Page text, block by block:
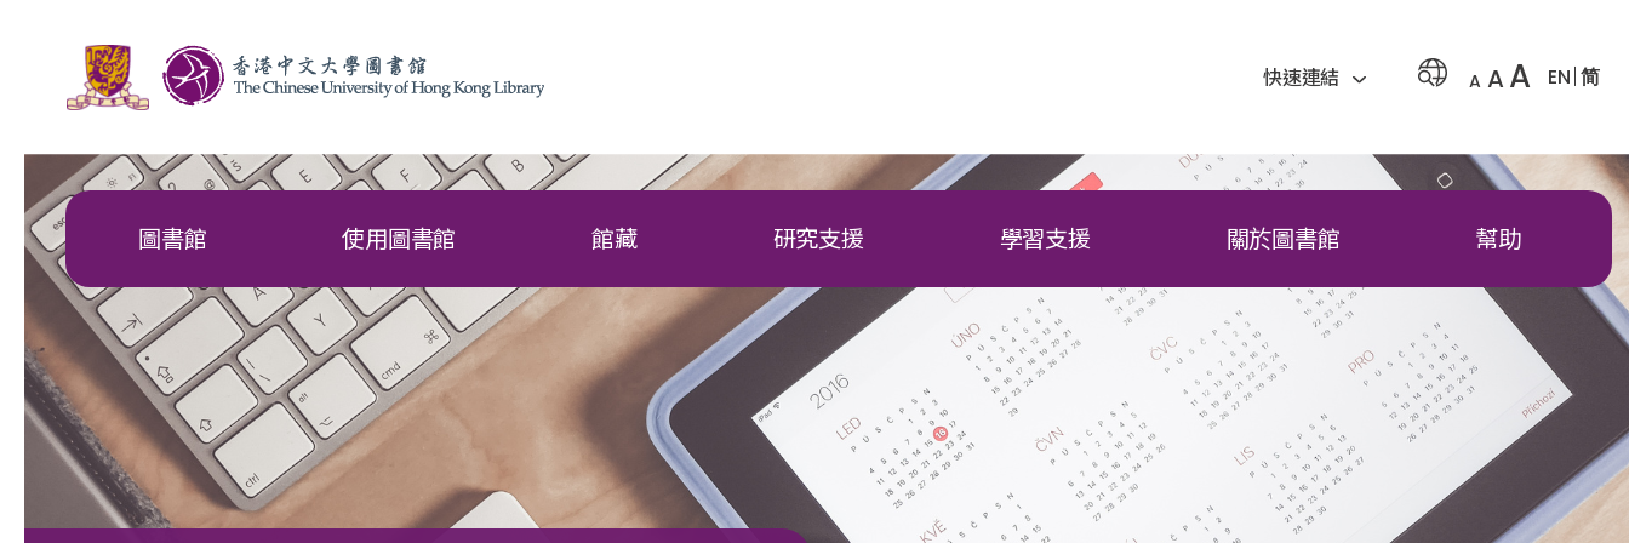
快速連結 A A A EN 简
圖書館 使用圖書館 館藏 研究支援 學習支援 關於圖書館 幫助